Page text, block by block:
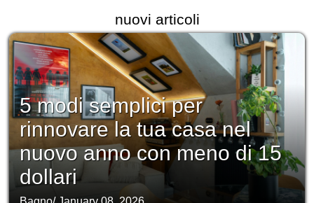
nuovi articoli
5 modi semplici per
rinnovare la tua casa nel
nuovo anno con meno di 15
dollari